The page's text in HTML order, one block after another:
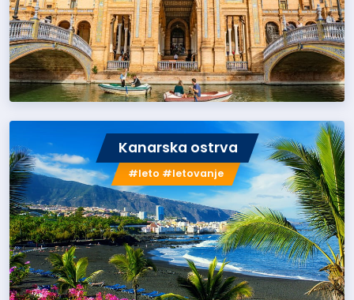
Kanarska ostrva
#leto #letovanje